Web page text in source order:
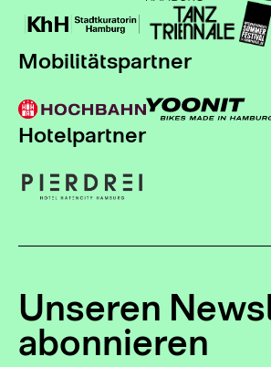
Mobilitätspartner
Hotelpartner
Unseren
abonnieren